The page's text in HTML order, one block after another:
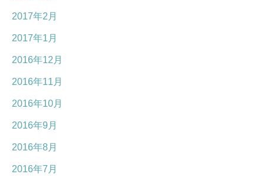
2017年2月
2017年1月
2016年12月
2016年11月
2016年10月
2016年9月
2016年8月
2016年7月